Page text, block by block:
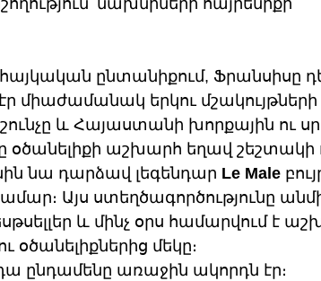
նախնիների հայրենիքի՝
հայկական ընտանիքում, Ֆրանսիսը
միաժամանակ երկու մշակույթների
և Հայաստանի խորքային ու
օծանելիքի աշխարհ եղավ շեշտակի
նա դարձավ լեգենդար Le Male
Այս ստեղծագործությունը
և մինչ օրս համարվում է
մեկը։
ընդամենը առաջին ակորդն էր։